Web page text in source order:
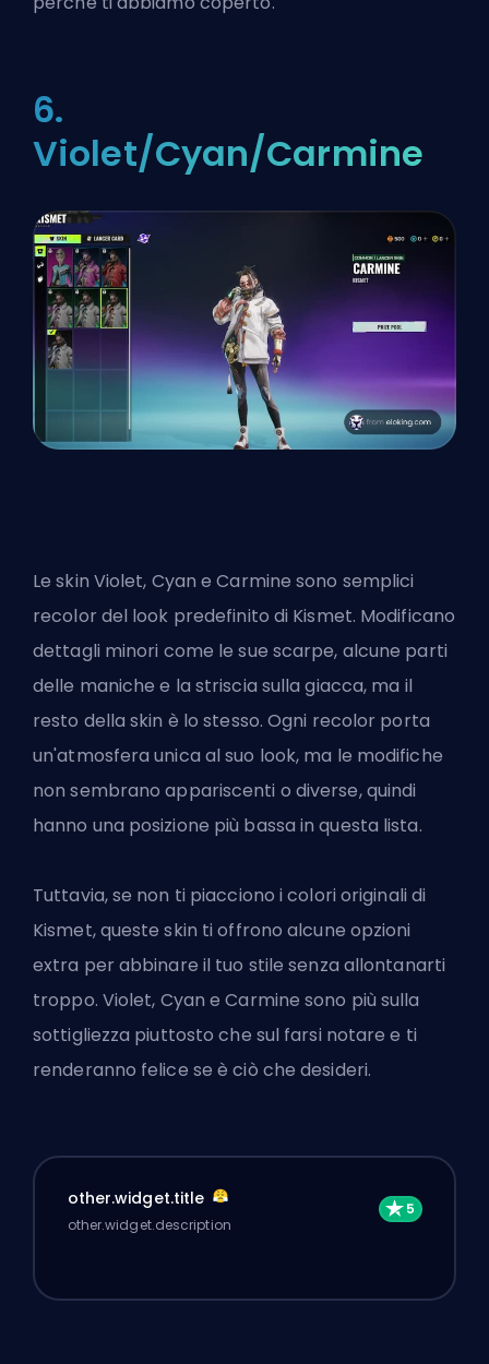
6.
Violet/Cyan/Carmine
Le skin Violet, Cyan e Carmine sono semplici
recolor del look predefinito di Kismet. Modificano
dettagli minori come le sue scarpe, alcune parti
delle maniche e la striscia sulla giacca, ma il
resto della skin è lo stesso. Ogni recolor porta
un'atmosfera unica al suo look, ma le modifiche
non sembrano appariscenti o diverse, quindi
hanno una posizione più bassa in questa lista.
Tuttavia, se non ti piacciono i colori originali di
Kismet, queste skin ti offrono alcune opzioni
extra per abbinare il tuo stile senza allontanarti
troppo. Violet, Cyan e Carmine sono più sulla
sottigliezza piuttosto che sul farsi notare e ti
renderanno felice se è ciò che desideri.
other.widget.title
other.widget.description